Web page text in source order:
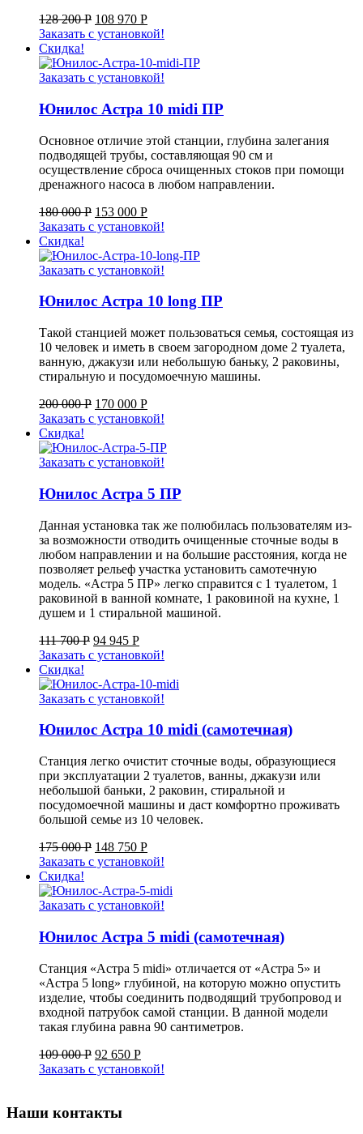
128 200Р 108 970 Р
Заказать с установкой!
Скидка!
Заказать с установкой!
Юнилос Астра 10 midi ПР
Основное отличие этой станции, глубина залегания
подводящей трубы, составляющая 90 см и
осуществление сброса очищенных стоков при помощи
дренажного насоса в любом направлении.
180 000Р 153 000 Р
Заказать с установкой!
Скидка!
Заказать с установкой!
Юнилос Астра 10 long ПР
Такой станцией может пользоваться семья, состоящая из
10 человек и иметь в своем загородном доме 2 туалета,
ванную, джакузи или небольшую баньку, 2 раковины,
стиральную и посудомоечную машины.
200 000Р 170 000 Р
Заказать с установкой!
Скидка!
Заказать с установкой!
Юнилос Астра 5 ПР
Данная установка так же полюбилась пользователям из-
за возможности отводить очищенные сточные воды в
любом направлении и на большие расстояния, когда не
позволяет рельеф участка установить самотечную
модель. «Астра 5 ПР» легко справится с 1 туалетом, 1
раковиной в ванной комнате, 1 раковиной на кухне, 1
душем и 1 стиральной машиной.
111 700Р 94 945 Р
Заказать с установкой!
Скидка!
Заказать с установкой!
Юнилос Астра 10 midi (самотечная)
Станция легко очистит сточные воды, образующиеся
при эксплуатации 2 туалетов, ванны, джакузи или
небольшой баньки, 2 раковин, стиральной и
посудомоечной машины и даст комфортно проживать
большой семье из 10 человек.
175 000Р 148 750 Р
Заказать с установкой!
Скидка!
Заказать с установкой!
Юнилос Астра 5 midi (самотечная)
Станция «Астра 5 midi» отличается от «Астра 5» и
«Астра 5 long» глубиной, на которую можно опустить
изделие, чтобы соединить подводящий трубопровод и
входной патрубок самой станции. В данной модели
такая глубина равна 90 сантиметров.
109 000Р 92 650 Р
Заказать с установкой!
Наши контакты